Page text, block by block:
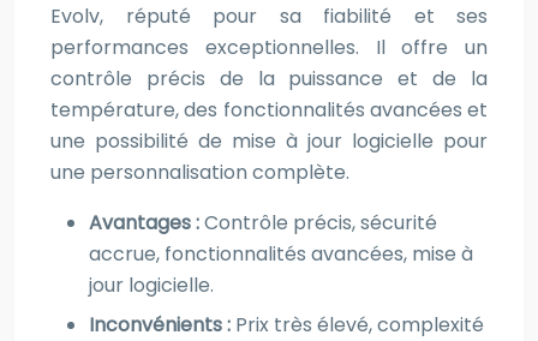
Evolv, réputé pour sa fiabilité et ses
performances exceptionnelles. Il offre un
contrôle précis de la puissance et de la
température, des fonctionnalités avancées et
une possibilité de mise à jour logicielle pour
une personnalisation complète.
Avantages :Contrôle précis, sécurité
accrue, fonctionnalités avancées, mise à
jour logicielle.
Inconvénients : Prix très élevé, complexité